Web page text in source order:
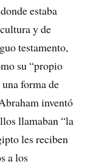
estaba
y de
testamento,
su “propio
forma de
inventó
llamaban “la
les reciben
a los